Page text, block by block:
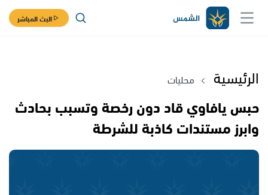
البث المباشر
الرئيسية محليات
حبس يافاوي قاد دون رخصة وتسبب بحادث
وابرز مستندات كاذبة للشرطة